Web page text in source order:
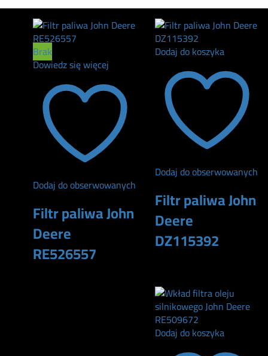
Brak
Dowiedz się więcej
Dodaj do obserwowanych
Filtr paliwa John
Deere
RE526557
Dodaj do koszyka
Dodaj do obserwowanych
Filtr paliwa John
Deere
DZ115392
Dodaj do koszyka